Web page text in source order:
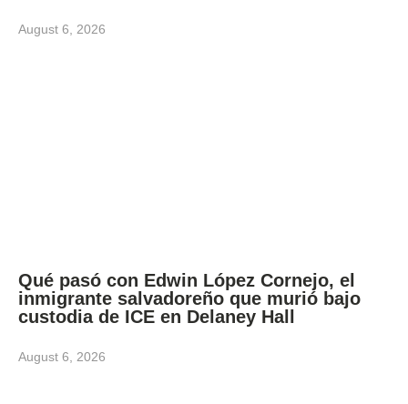
August 6, 2026
Qué pasó con Edwin López Cornejo, el
inmigrante salvadoreño que murió bajo
custodia de ICE en Delaney Hall
August 6, 2026